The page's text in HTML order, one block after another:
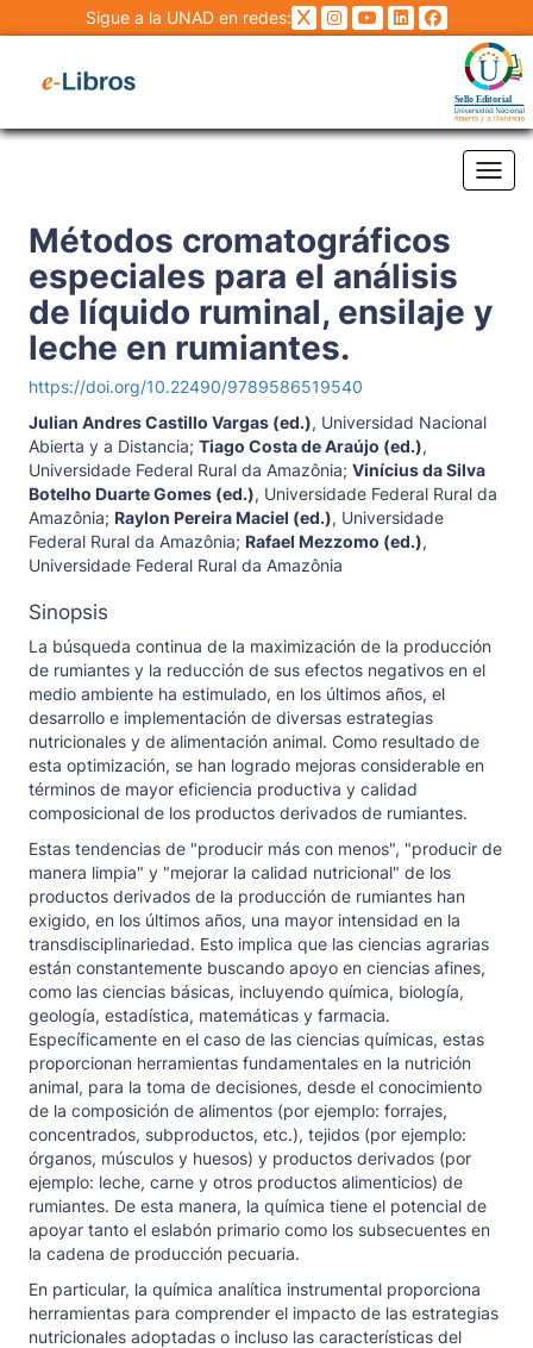
Sigue a la UNAD en redes:
Métodos cromatográficos
especiales para el análisis
de líquido ruminal, ensilaje y
leche en rumiantes.
https://doi.org/10.22490/9789586519540
Julian Andres Castillo Vargas (ed.), Universidad Nacional
Abierta y a Distancia; Tiago Costa de Araújo (ed.),
Universidade Federal Rural da Amazônia; Vinícius da Silva
Botelho Duarte Gomes (ed.), Universidade Federal Rural da
Amazônia; Raylon Pereira Maciel (ed.), Universidade
Federal Rural da Amazônia; Rafael Mezzomo (ed.),
Universidade Federal Rural da Amazônia
Sinopsis
La búsqueda continua de la maximización de la producción
de rumiantes y la reducción de sus efectos negativos en el
medio ambiente ha estimulado, en los últimos años, el
desarrollo e implementación de diversas estrategias
nutricionales y de alimentación animal. Como resultado de
esta optimización, se han logrado mejoras considerable en
términos de mayor eficiencia productiva y calidad
composicional de los productos derivados de rumiantes.
Estas tendencias de "producir más con menos", "producir de
manera limpia" y "mejorar la calidad nutricional" de los
productos derivados de la producción de rumiantes han
exigido, en los últimos años, una mayor intensidad en la
transdisciplinariedad. Esto implica que las ciencias agrarias
están constantemente buscando apoyo en ciencias afines,
como las ciencias básicas, incluyendo química, biología,
geología, estadística, matemáticas y farmacia.
Específicamente en el caso de las ciencias químicas, estas
proporcionan herramientas fundamentales en la nutrición
animal, para la toma de decisiones, desde el conocimiento
de la composición de alimentos (por ejemplo: forrajes,
concentrados, subproductos, etc.), tejidos (por ejemplo:
órganos, músculos y huesos) y productos derivados (por
ejemplo: leche, carne y otros productos alimenticios) de
rumiantes. De esta manera, la química tiene el potencial de
apoyar tanto el eslabón primario como los subsecuentes en
la cadena de producción pecuaria.
En particular, la química analítica instrumental proporciona
herramientas para comprender el impacto de las estrategias
nutricionales adoptadas o incluso las características del